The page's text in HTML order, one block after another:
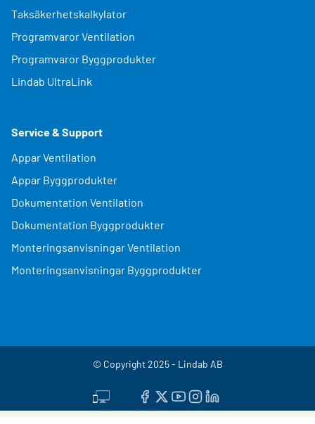
Taksäkerhetskalkylator
Programvaror Ventilation
Programvaror Byggprodukter
Lindab UltraLink
Service & Support
Appar Ventilation
Appar Byggprodukter
Dokumentation Ventilation
Dokumentation Byggprodukter
Monteringsanvisningar Ventilation
Monteringsanvisningar Byggprodukter
© Copyright 2025 - Lindab AB